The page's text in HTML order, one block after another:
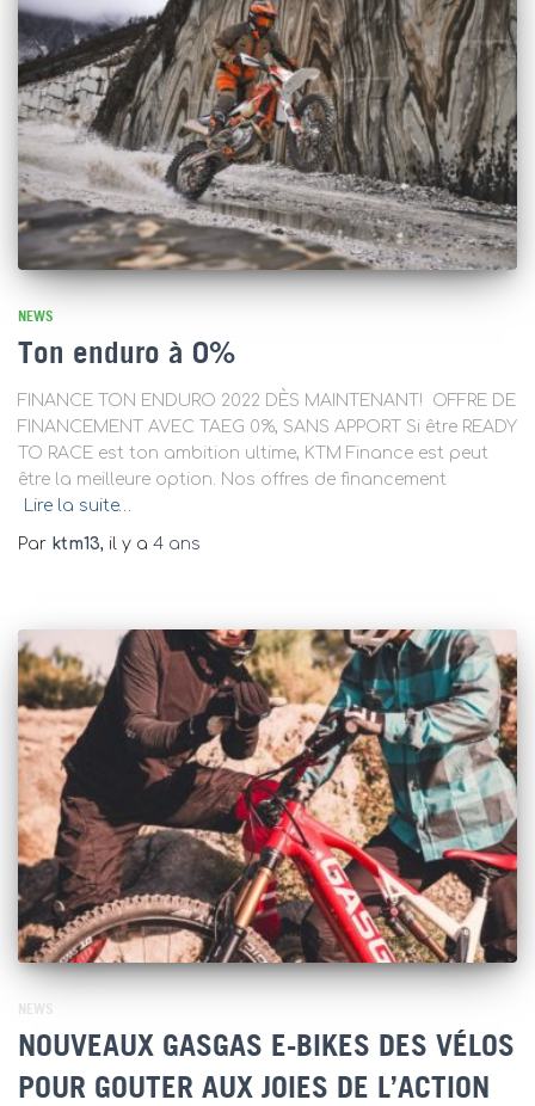
NEWS
Ton enduro à 0%
FINANCE TON ENDURO 2022 DÈS MAINTENANT! OFFRE DE
FINANCEMENT AVEC TAEG 0%, SANS APPORT Si être READY
TO RACE est ton ambition ultime, KTM Finance est peut
être la meilleure option. Nos offres de financement
Lire la suite…
Par ktm13, il y a 4 ans
NEWS
NOUVEAUX GASGAS E-BIKES DES VÉLOS
POUR GOUTER AUX JOIES DE L’ACTION